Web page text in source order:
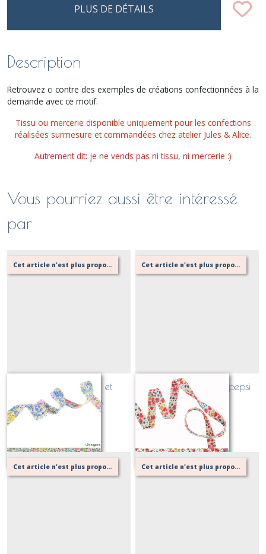
PLUS DE DÉTAILS
Description
Retrouvez ci contre des exemples de créations confectionnées à la
demande avec ce motif.
Tissu ou mercerie disponible uniquement pour les confections
réalisées surmesure et commandées chez atelier Jules & Alice.
Autrement dit: je ne vends pas ni tissu, ni mercerie :)
Vous pourriez aussi être intéressé
par
Cet article n'est plus proposé, retournez au menu principal ou contactez moi!
Biais Liberty Emma et
Georgina PINKA
Sur demande
Cet article n'est plus proposé, retournez au menu principal ou contactez moi!
Biais Liberty Phoebe pepsi
(rouge, jaune)
Sur demande
Cet article n'est plus proposé, retournez au menu principal ou contactez moi! Cet article n'est plus proposé, retournez au menu principal ou contactez moi!